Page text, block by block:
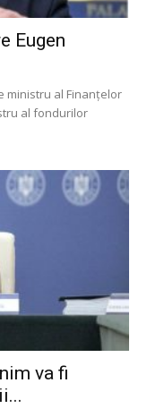
Eugen
ministru al Finanțelor
al fondurilor
va fi